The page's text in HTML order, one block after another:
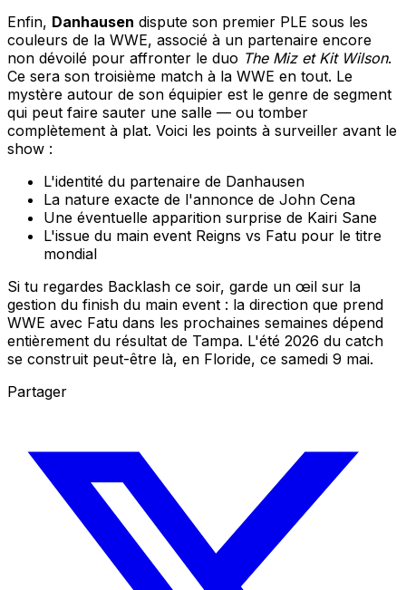
Enfin, Danhausen dispute son premier PLE sous les
couleurs de la WWE, associé à un partenaire encore
non dévoilé pour affronter le duo The Miz et Kit Wilson.
Ce sera son troisième match à la WWE en tout. Le
mystère autour de son équipier est le genre de segment
qui peut faire sauter une salle — ou tomber
complètement à plat. Voici les points à surveiller avant le
show :
L'identité du partenaire de Danhausen
La nature exacte de l'annonce de John Cena
Une éventuelle apparition surprise de Kairi Sane
L'issue du main event Reigns vs Fatu pour le titre
mondial
Si tu regardes Backlash ce soir, garde un œil sur la
gestion du finish du main event : la direction que prend
WWE avec Fatu dans les prochaines semaines dépend
entièrement du résultat de Tampa. L'été 2026 du catch
se construit peut-être là, en Floride, ce samedi 9 mai.
Partager